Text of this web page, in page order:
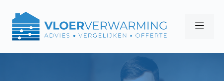
naar
Menu